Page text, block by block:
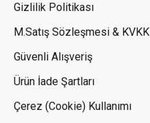
Gizlilik Politikası
M.Satış Sözleşmesi & KVKK
Güvenli Alışveriş
Ürün İade Şartları
Çerez (Cookie) Kullanımı